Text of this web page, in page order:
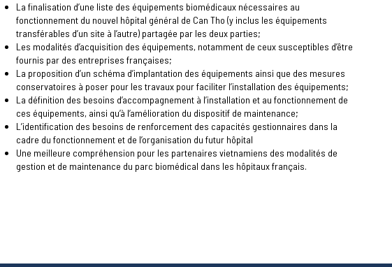
La finalisation d’une liste des équipements biomédicaux nécessaires au
fonctionnement du nouvel hôpital général de Can Tho (y inclus les équipements
transférables d’un site à l’autre) partagée par les deux parties;
Les modalités d’acquisition des équipements, notamment de ceux susceptibles d’être
fournis par des entreprises françaises;
La proposition d’un schéma d’implantation des équipements ainsi que des mesures
conservatoires à poser pour les travaux pour faciliter l’installation des équipements;
La définition des besoins d’accompagnement à l’installation et au fonctionnement de
ces équipements, ainsi qu’à l’amélioration du dispositif de maintenance;
L’identification des besoins de renforcement des capacités gestionnaires dans la
cadre du fonctionnement et de l’organisation du futur hôpital
Une meilleure compréhension pour les partenaires vietnamiens des modalités de
gestion et de maintenance du parc biomédical dans les hôpitaux français.